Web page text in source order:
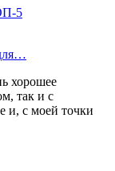
5
хорошее
так и с
и, с моей точки